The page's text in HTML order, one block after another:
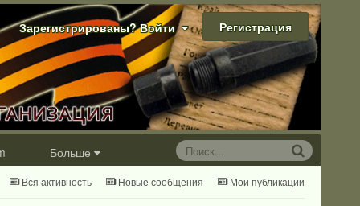
Зарегистрированы? Войти Регистрация
Больше
Вся активность Новые сообщения Мои публикации